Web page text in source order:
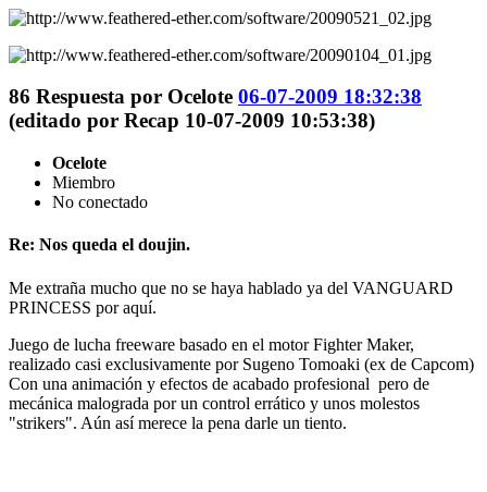
86 Respuesta por Ocelote 06-07-2009 18:32:38
(editado por Recap 10-07-2009 10:53:38)
Ocelote
Miembro
No conectado
Re: Nos queda el doujin.
Me extraña mucho que no se haya hablado ya del VANGUARD
PRINCESS por aquí.
Juego de lucha freeware basado en el motor Fighter Maker,
realizado casi exclusivamente por Sugeno Tomoaki (ex de Capcom)
Con una animación y efectos de acabado profesional pero de
mecánica malograda por un control errático y unos molestos
"strikers". Aún así merece la pena darle un tiento.